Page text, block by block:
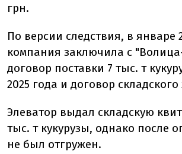
грн.
По версии следствия, в январе
компания заключила с
договор поставки 7 тыс. т
2025 года и договор
Элеватор выдал складскую
тыс. т кукурузы, однако после
не был отгружен.